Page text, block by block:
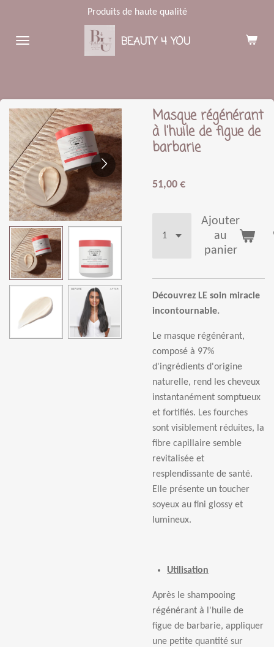
contenu
BEAUTY 4 YOU
Produits de haute qualité
Masque régénérant
à l'huile de figue de
barbarie
51,00 €
Ajouter
au
panier
Découvrez LE soin miracle
incontournable.
Le masque régénérant,
composé à 97%
d'ingrédients d'origine
naturelle, rend les cheveux
instantanément somptueux
et fortifiés. Les fourches
sont visiblement réduites, la
fibre capillaire semble
revitalisée et
resplendissante de santé.
Elle présente un toucher
soyeux au fini glossy et
lumineux.
Utilisation
Après le shampooing
régénérant à l'huile de
figue de barbarie, appliquer
une petite quantité sur